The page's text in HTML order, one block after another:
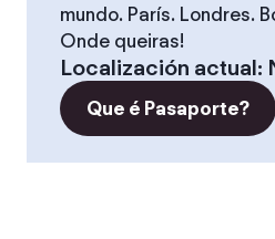
mundo. París. Londres.
Onde queiras!
Localización actual:
Que é Pasaporte?